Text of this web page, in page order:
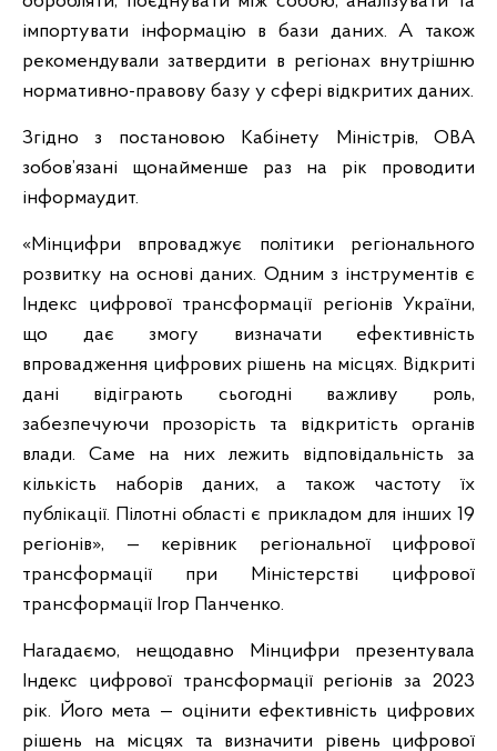
імпортувати інформацію в бази даних. А також
рекомендували затвердити в регіонах внутрішню
нормативно-правову базу у сфері відкритих даних.
Згідно з постановою Кабінету Міністрів, ОВА
зобов’язані щонайменше раз на рік проводити
інформаудит.
«Мінцифри впроваджує політики регіонального
розвитку на основі даних. Одним з інструментів є
Індекс цифрової трансформації регіонів України,
що дає змогу визначати ефективність
впровадження цифрових рішень на місцях. Відкриті
дані відіграють сьогодні важливу роль,
забезпечуючи прозорість та відкритість органів
влади. Саме на них лежить відповідальність за
кількість наборів даних, а також частоту їх
публікації. Пілотні області є прикладом для інших 19
регіонів», — керівник регіональної цифрової
трансформації при Міністерстві цифрової
трансформації Ігор Панченко.
Нагадаємо, нещодавно Мінцифри презентувала
Індекс цифрової трансформації регіонів за 2023
рік. Його мета — оцінити ефективність цифрових
рішень на місцях та визначити рівень цифрової